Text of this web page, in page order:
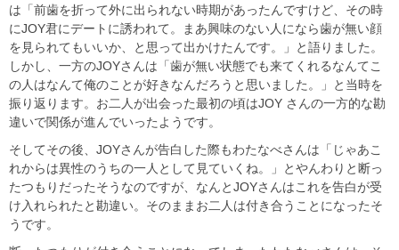
は「前歯を折って外に出られない時期があったんですけど、その時
にJOY君にデートに誘われて。まあ興味のない人になら歯が無い顔
を見られてもいいか、と思って出かけたんです。」と語りました。
しかし、一方のJOYさんは「歯が無い状態でも来てくれるなんてこ
の人はなんて俺のことが好きなんだろうと思いました。」と当時を
振り返ります。お二人が出会った最初の頃はJOY さんの一方的な勘
違いで関係が進んでいったようです。
そしてその後、JOYさんが告白した際もわたなべさんは「じゃあこ
れからは異性のうちの一人として見ていくね。」とやんわりと断っ
たつもりだったそうなのですが、なんとJOYさんはこれを告白が受
け入れられたと勘違い。そのままお二人は付き合うことになったそ
うです。